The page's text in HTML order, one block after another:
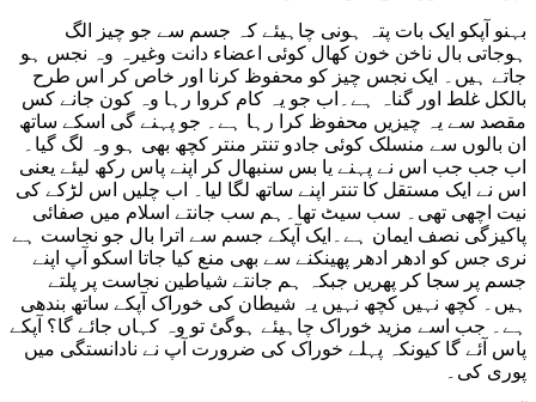
بہنو آپکو ایک بات پتہ ہونی چاہیئے کہ جسم سے جو چیز الگ
ہوجاتی بال ناخن خون کھال کوئی اعضاء دانت وغیرہ وہ نجس ہو
جاتے ہیں۔ ایک نجس چیز کو محفوظ کرنا اور خاص کر اس طرح
بالکل غلط اور گناہ ہے۔اب جو یہ کام کروا رہا وہ کون جانے کس
مقصد سے یہ چیزیں محفوظ کرا رہا ہے۔ جو پہنے گی اسکے ساتھ
ان بالوں سے منسلک کوئی جادو تنتر منتر کچھ بھی ہو وہ لگ گیا۔
اب جب جب اس نے پہنے یا بس سنبھال کر اپنے پاس رکھ لیئے یعنی
اس نے ایک مستقل کا تنتر اپنے ساتھ لگا لیا۔ اب چلیں اس لڑکے کی
نیت اچھی تھی۔ سب سیٹ تھا۔ہم سب جانتے اسلام میں صفائی
پاکیزگی نصف ایمان ہے۔ایک آپکے جسم سے اترا بال جو نجاست ہے
نری جس کو ادھر ادھر پھینکنے سے بھی منع کیا جاتا اسکو آپ اپنے
جسم پر سجا کر پھریں جبکہ ہم جانتے شیاطین نجاست پر پلتے
ہیں۔ کچھ نہیں کچھ نہیں یہ شیطان کی خوراک آپکے ساتھ بندھی
ہے۔ جب اسے مزید خوراک چاہیئے ہوگئ تو وہ کہاں جائے گا؟ آپکے
پاس آئے گا کیونکہ پہلے خوراک کی ضرورت آپ نے نادانستگی میں
پوری کی۔